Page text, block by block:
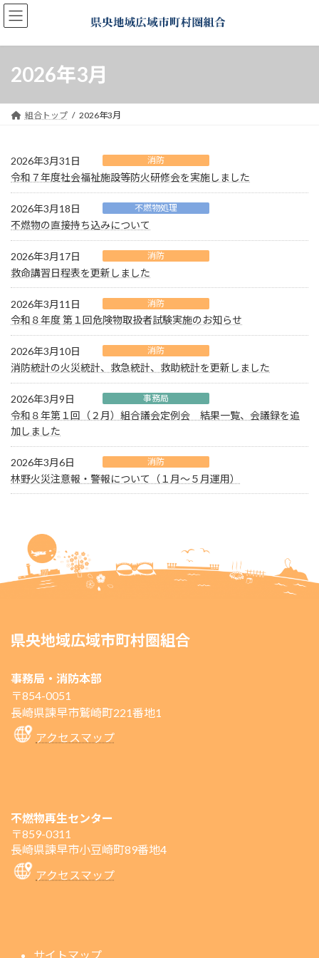
コ
ン
ン
キ
ナ
ビ
ー
に
2026年3月
組合トップ 2026年3月
2026年3月31日 消防
令和７年度社会福祉施設等防火研修会を実施しました
2026年3月18日 不燃物処理
不燃物の直接持ち込みについて
2026年3月17日 消防
救命講習日程表を更新しました
2026年3月11日 消防
令和８年度 第１回危険物取扱者試験実施のお知らせ
2026年3月10日 消防
消防統計の火災統計、救急統計、救助統計を更新しました
2026年3月9日 事務局
令和８年第１回（２月）組合議会定例会 結果一覧、会議録を追
加しました
2026年3月6日 消防
林野火災注意報・警報について（１月～５月運用）
県央地域広域市町村圏組合
事務局・消防本部
〒854-0051
長崎県諫早市鷲崎町221番地1
アクセスマップ
不燃物再生センター
〒859-0311
長崎県諫早市小豆崎町89番地4
アクセスマップ
サイトマップ